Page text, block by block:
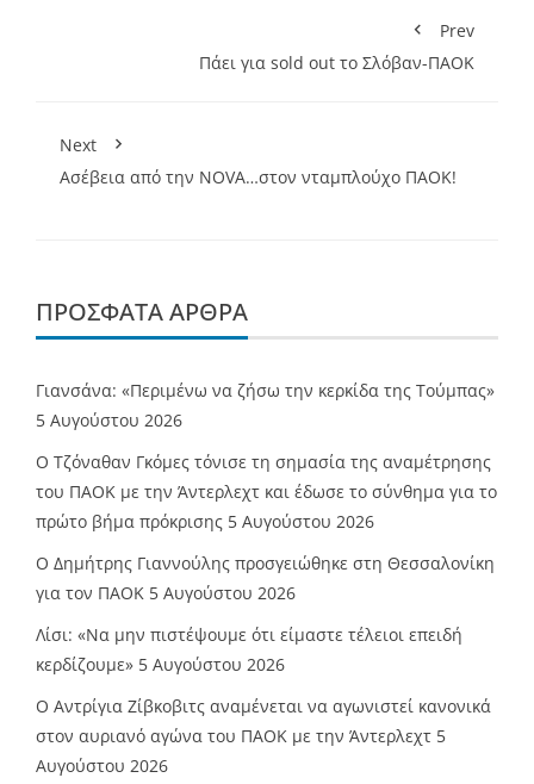
Prev
Πάει για sold out το Σλόβαν-ΠΑΟΚ
Next
Ασέβεια από την NOVA…στον νταμπλούχο ΠΑΟΚ!
ΠΡΌΣΦΑΤΑ ΆΡΘΡΑ
Γιανσάνα: «Περιμένω να ζήσω την κερκίδα της Τούμπας»
5 Αυγούστου 2026
Ο Τζόναθαν Γκόμες τόνισε τη σημασία της αναμέτρησης
του ΠΑΟΚ με την Άντερλεχτ και έδωσε το σύνθημα για το
πρώτο βήμα πρόκρισης 5 Αυγούστου 2026
Ο Δημήτρης Γιαννούλης προσγειώθηκε στη Θεσσαλονίκη
για τον ΠΑΟΚ 5 Αυγούστου 2026
Λίσι: «Να μην πιστέψουμε ότι είμαστε τέλειοι επειδή
κερδίζουμε» 5 Αυγούστου 2026
Ο Αντρίγια Ζίβκοβιτς αναμένεται να αγωνιστεί κανονικά
στον αυριανό αγώνα του ΠΑΟΚ με την Άντερλεχτ 5
Αυγούστου 2026